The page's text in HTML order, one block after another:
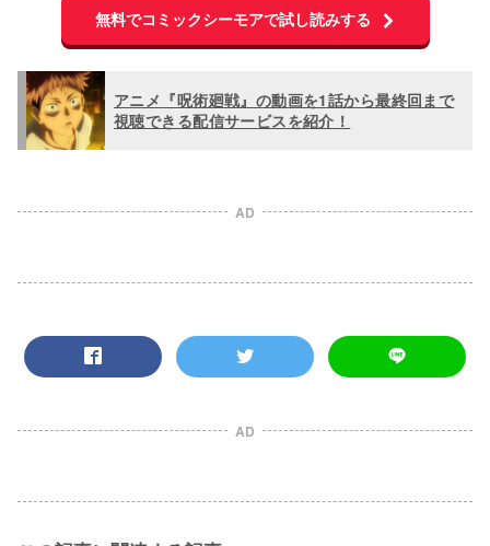
無料でコミックシーモアで試し読みする
アニメ『呪術廻戦』の動画を1話から最終回まで
視聴できる配信サービスを紹介！
AD
AD